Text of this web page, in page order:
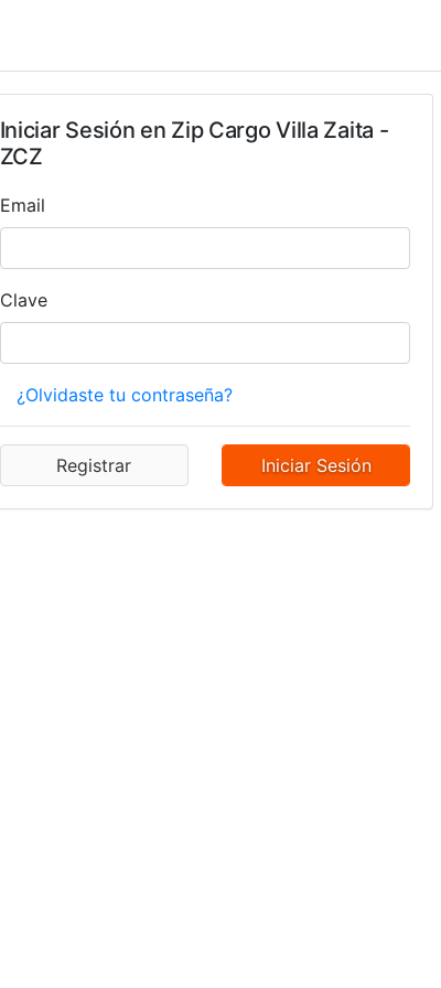
Iniciar Sesión en Zip Cargo Villa Zaita -
ZCZ
Email
Clave
¿Olvidaste tu contraseña?
Registrar Iniciar Sesión